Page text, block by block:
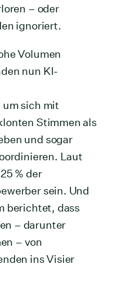
– oder
ignoriert.
Volumen
nun KI-
sich mit
Stimmen als
und sogar
Laut
% der
sein. Und
berichtet, dass
– darunter
– von
ins Visier